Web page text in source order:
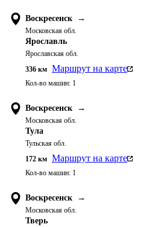
Воскресенск →
Московская обл.
Ярославль
Ярославская обл.
336 км Маршрут на карте
Кол-во машин: 1
Воскресенск →
Московская обл.
Тула
Тульская обл.
172 км Маршрут на карте
Кол-во машин: 1
Воскресенск →
Московская обл.
Тверь